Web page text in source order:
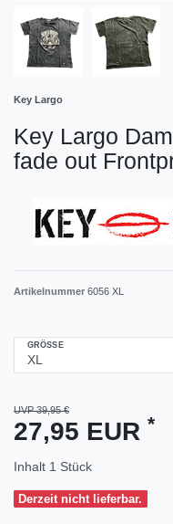
Key Largo
Key Largo
fade out
Artikelnummer 6056 XL
GRÖSSE
UVP 39,95 €
27,95 EUR *
Inhalt 1 Stück
Derzeit nicht lieferbar.